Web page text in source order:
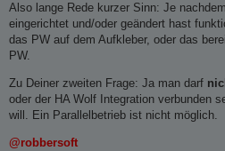
Also lange Rede kurzer Sinn: Je
eingerichtet und/oder geändert hast
das PW auf dem Aufkleber, oder das
PW.
Zu Deiner zweiten Frage: Ja man darf
oder der HA Wolf Integration verbunden
will. Ein Parallelbetrieb ist nicht möglich.
@robbersoft